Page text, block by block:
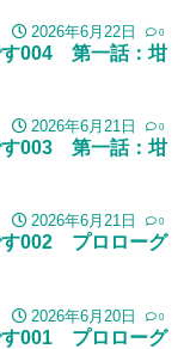
2026年6月22日 0
す004 第一話：坩
2026年6月21日 0
す003 第一話：坩
2026年6月21日 0
す002 プロローグ
2026年6月20日 0
す001 プロローグ